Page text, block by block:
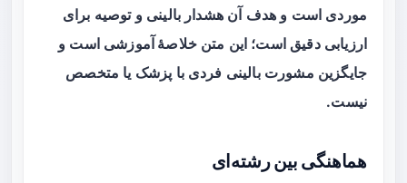
موردی است و هدف آن هشدار بالینی و توصیه برای
ارزیابی دقیق است؛ این متنخلاصهٔ آموزشی است و
جایگزین مشورت بالینی فردی با پزشک یا متخصص
نیست.
هماهنگی بین رشته‌ای